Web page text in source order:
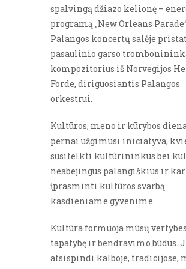
spalvingą džiazo kelionę –
programą „New Orleans
Palangos koncertų salėje
pasaulinio garso
kompozitorius iš Norvegijos
Forde, diriguosiantis Palangos
orkestrui.
Kultūros, meno ir kūrybos
pernai užgimusi iniciatyva,
susitelkti kultūrininkus bei
neabejingus palangiškius ir
įprasminti kultūros svarbą
kasdieniame gyvenime.
Kultūra formuoja mūsų
tapatybę ir bendravimo būdus.
atsispindi kalboje, tradicijose,